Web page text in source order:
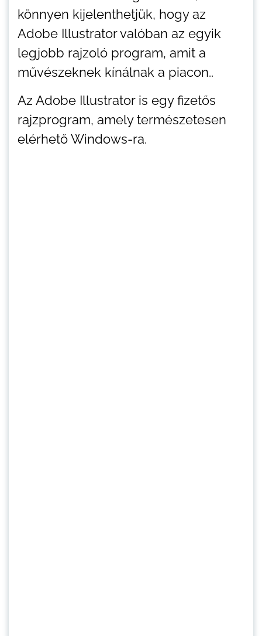
könnyen kijelenthetjük, hogy az
Adobe Illustrator valóban az egyik
legjobb rajzoló program, amit a
művészeknek kínálnak a piacon..
Az Adobe Illustrator is egy fizetős
rajzprogram, amely természetesen
elérhető Windows-ra.